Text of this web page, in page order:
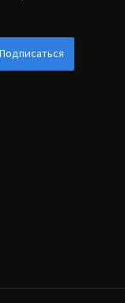
Подписаться